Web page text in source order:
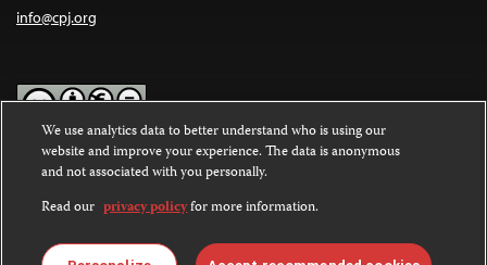
info@cpj.org
Except where noted, text on this website is licensed under a
Commons Attribution-NonCommercial-NoDerivatives 4.0
International License.
Images and other media are not covered by the Creative Commons
We use analytics data to better understand who is using our
website and improve your experience. The data is anonymous
and not associated with you personally.
Read our privacy policyfor more information.